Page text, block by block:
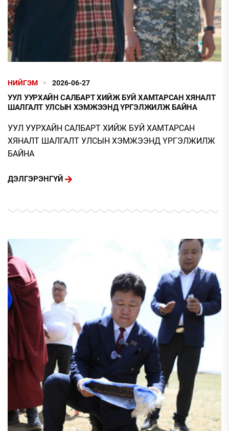
НИЙГЭМ 2026-06-27
УУЛ УУРХАЙН САЛБАРТ ХИЙЖ БУЙ ХАМТАРСАН ХЯНАЛТ
ШАЛГАЛТ УЛСЫН ХЭМЖЭЭНД ҮРГЭЛЖИЛЖ БАЙНА
УУЛ УУРХАЙН САЛБАРТ ХИЙЖ БУЙ ХАМТАРСАН
ХЯНАЛТ ШАЛГАЛТ УЛСЫН ХЭМЖЭЭНД ҮРГЭЛЖИЛЖ
БАЙНА
ДЭЛГЭРЭНГҮЙ